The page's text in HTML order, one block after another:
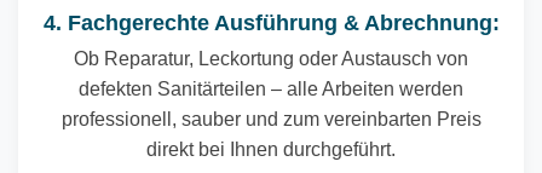
4. Fachgerechte Ausführung & Abrechnung:
Ob Reparatur, Leckortung oder Austausch von
defekten Sanitärteilen – alle Arbeiten werden
professionell, sauber und zum vereinbarten Preis
direkt bei Ihnen durchgeführt.